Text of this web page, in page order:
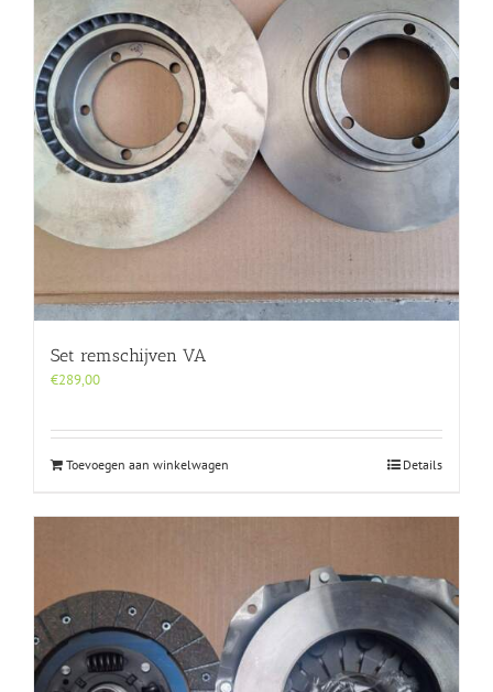
Set remschijven VA
€289,00
Toevoegen aan winkelwagen Details